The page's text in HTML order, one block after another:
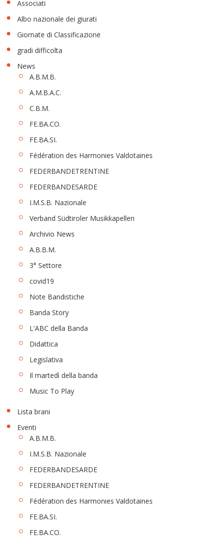
Associati
Albo nazionale dei giurati
Giornate di Classificazione
gradi difficolta
News
A.B.M.B.
A.M.B.A.C.
C.B.M.
FE.BA.CO.
FE.BA.SI.
Fédération des Harmonies Valdotaines
FEDERBANDETRENTINE
FEDERBANDESARDE
I.M.S.B. Nazionale
Verband Südtiroler Musikkapellen
Archivio News
A.B.B.M.
3° Settore
covid19
Note Bandistiche
Banda Story
L'ABC della Banda
Didattica
Legislativa
Il martedì della banda
Music To Play
Lista brani
Eventi
A.B.M.B.
I.M.S.B. Nazionale
FEDERBANDESARDE
FEDERBANDETRENTINE
Fédération des Harmonies Valdotaines
FE.BA.SI.
FE.BA.CO.